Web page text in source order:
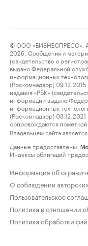
© ООО «БИЗНЕСПРЕСС»,
2026. Сообщения и
(свидетельство о
выдано Федеральной
информационных
(Роскомнадзор)
издания «РБК»
информации выдано
информационных
(Роскомнадзор)
сопровождаются пометкой
Владельцем сайта
Данные предоставлены:
Индексы облигаций
Информация об
О соблюдении
Пользовательское
Политика в отношении
Политика обработки